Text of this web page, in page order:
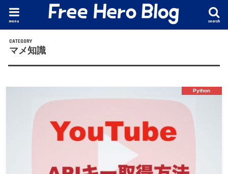
search
menu
マメ知識
Python